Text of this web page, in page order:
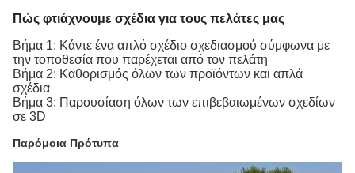
Πώς φτιάχνουμε σχέδια για τους πελάτες μας
Βήμα 1: Κάντε ένα απλό σχέδιο σχεδιασμού σύμφωνα με
την τοποθεσία που παρέχεται από τον πελάτη
Βήμα 2: Καθορισμός όλων των προϊόντων και απλά
σχέδια
Βήμα 3: Παρουσίαση όλων των επιβεβαιωμένων σχεδίων
σε 3D
Παρόμοια Πρότυπα